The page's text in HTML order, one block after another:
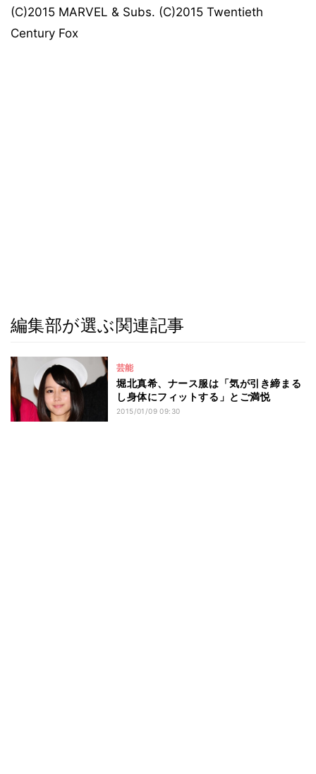
(C)2015 MARVEL & Subs. (C)2015 Twentieth
Century Fox
編集部が選ぶ関連記事
芸能
堀北真希、ナース服は「気が引き締まる
し身体にフィットする」とご満悦
2015/01/09 09:30